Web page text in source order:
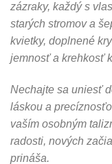
zázraky, každý s
starých stromov a
kvietky, doplnené
jemnosť a krehkosť
Nechajte sa uniesť
láskou a
vaším osobným
radosti, nových
prináša.